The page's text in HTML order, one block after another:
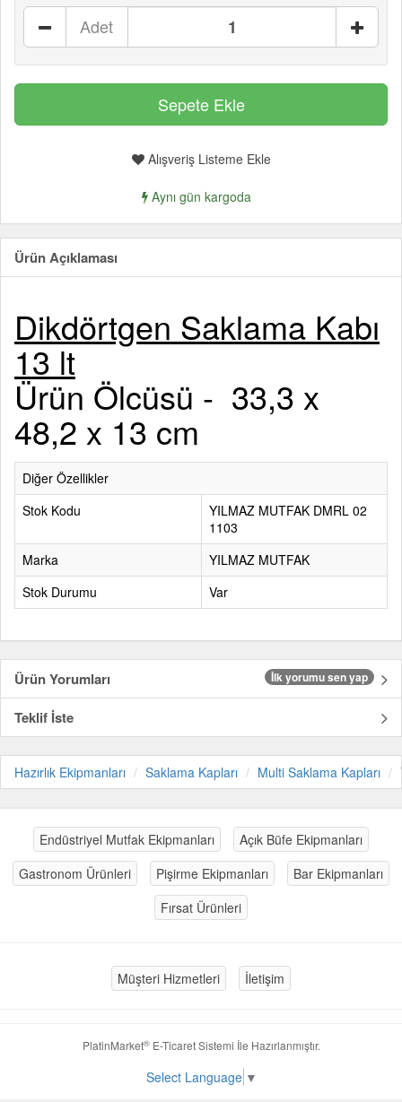
Adet
Alışveriş Listeme Ekle
Aynı gün kargoda
Ürün Açıklaması
Dikdörtgen Saklama Kabı
13 lt
Ürün Ölcüsü - 33,3 x
48,2 x 13 cm
Diğer Özellikler
Stok Kodu
YILMAZ MUTFAK DMRL 02
1103
Marka
YILMAZ MUTFAK
Stok Durumu
Var
Ürün Yorumları İlk yorumu sen yap
Teklif İste
Hazırlık Ekipmanları Saklama Kapları Multi Saklama Kapları
Endüstriyel Mutfak Ekipmanları
Açık Büfe Ekipmanları
Gastronom Ürünleri
Pişirme Ekipmanları
Bar Ekipmanları
Fırsat Ürünleri
Müşteri Hizmetleri İletişim
PlatinMarket®E-Ticaret Sistemi İle Hazırlanmıştır.
Select Language ▼